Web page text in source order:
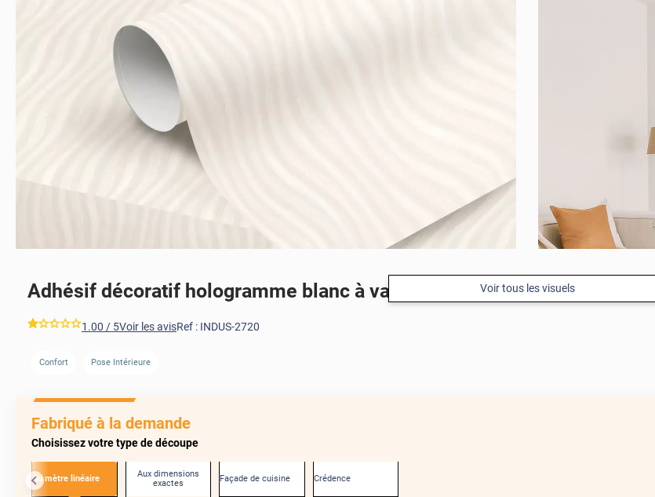
Voir tous les visuels
Adhésif décoratif hologramme blanc à vagues
***** 1.00 / 5Voir les avisRef : INDUS-2720
Confort Pose Intérieure
Fabriqué à la demande
Choisissez votre type de découpe
Au mètre linéaire
Aux dimensions
exactes
Façade de cuisine Crédence